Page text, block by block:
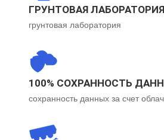
ГРУНТОВАЯ ЛАБОРАТОРИЯ
грунтовая лаборатория
100% СОХРАННОСТЬ
сохранность данных за счет